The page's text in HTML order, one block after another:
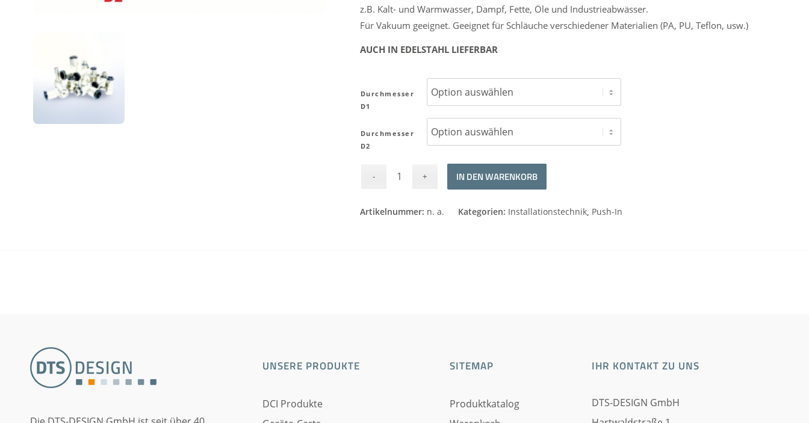
z.B. Kalt- und Warmwasser, Dampf, Fette, Öle und Industrieabwässer.
Für Vakuum geeignet. Geeignet für Schläuche verschiedener Materialien (PA, PU, Teflon, usw.)
AUCH IN EDELSTAHL LIEFERBAR
Durchmesser
D1
Durchmesser
D2
IN DEN WARENKORB
Alternative:
Artikelnummer: n. a. Kategorien: Installationstechnik, Push-In
UNSERE PRODUKTE
DCI Produkte
SITEMAP
Produktkatalog
IHR KONTAKT ZU UNS
DTS-DESIGN GmbH